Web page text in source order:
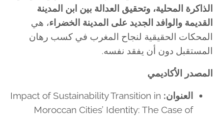
الذاكرة المحلية، وتحقيق العدالة بين ابن المدينة
القديمة والوافد الجديد على المدينة الخضراء، هي
المحكات الحقيقية لنجاح المغرب في كسب رهان
المستقبل دون أن يفقد نفسه.
المصدر الأكاديمي
العنوان: Impact of Sustainability Transition in
Moroccan Cities’ Identity: The Case of